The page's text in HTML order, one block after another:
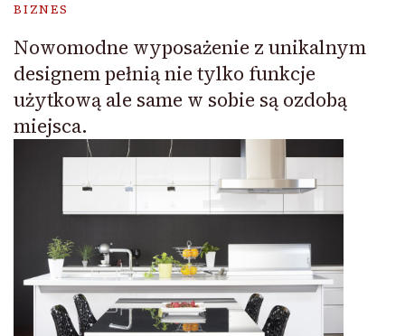
BIZNES
Nowomodne wyposażenie z unikalnym
designem pełnią nie tylko funkcje
użytkową ale same w sobie są ozdobą
miejsca.